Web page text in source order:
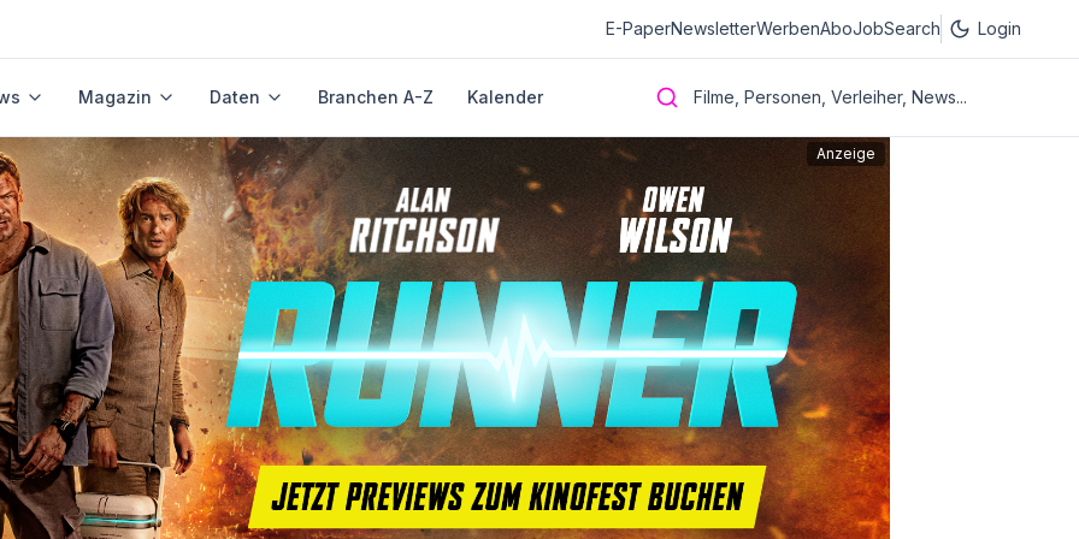
E-PaperNewsletterWerbenAboJobSearch Login
Magazin Daten Branchen A-Z Kalender Filme, Personen, Verleiher, News...
Anzeige